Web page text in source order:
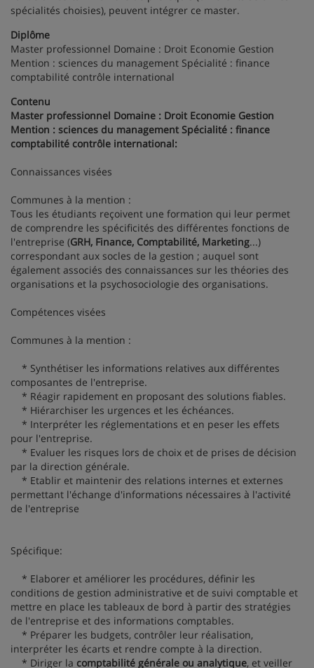
spécialités choisies), peuvent intégrer ce master.
Diplôme
Master professionnel Domaine : Droit Economie Gestion
Mention : sciences du management Spécialité : finance
comptabilité contrôle international
Contenu
Master professionnel Domaine : Droit Economie Gestion
Mention : sciences du management Spécialité : finance
comptabilité contrôle international:
Connaissances visées
Communes à la mention :
Tous les étudiants reçoivent une formation qui leur permet
de comprendre les spécificités des différentes fonctions de
l'entreprise (GRH, Finance, Comptabilité, Marketing...)
correspondant aux socles de la gestion ; auquel sont
également associés des connaissances sur les théories des
organisations et la psychosociologie des organisations.
Compétences visées
Communes à la mention :
* Synthétiser les informations relatives aux différentes
composantes de l'entreprise.
* Réagir rapidement en proposant des solutions fiables.
* Hiérarchiser les urgences et les échéances.
* Interpréter les réglementations et en peser les effets
pour l'entreprise.
* Evaluer les risques lors de choix et de prises de décision
par la direction générale.
* Etablir et maintenir des relations internes et externes
permettant l'échange d'informations nécessaires à l'activité
de l'entreprise
Spécifique:
* Elaborer et améliorer les procédures, définir les
conditions de gestion administrative et de suivi comptable et
mettre en place les tableaux de bord à partir des stratégies
de l'entreprise et des informations comptables.
* Préparer les budgets, contrôler leur réalisation,
interpréter les écarts et rendre compte à la direction.
* Diriger la comptabilité générale ou analytique, et veiller